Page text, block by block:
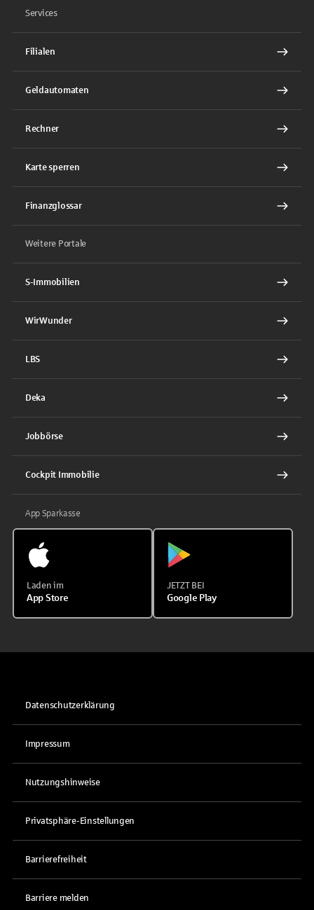
Services
Filialen
Geldautomaten
Rechner
Karte sperren
Finanzglossar
Weitere Portale
S-Immobilien
WirWunder
LBS
Deka
Jobbörse
Cockpit Immobilie
App Sparkasse
Laden im
App Store
JETZT BEI
Google Play
Datenschutzerklärung
Impressum
Nutzungshinweise
Privatsphäre-Einstellungen
Barrierefreiheit
Barriere melden